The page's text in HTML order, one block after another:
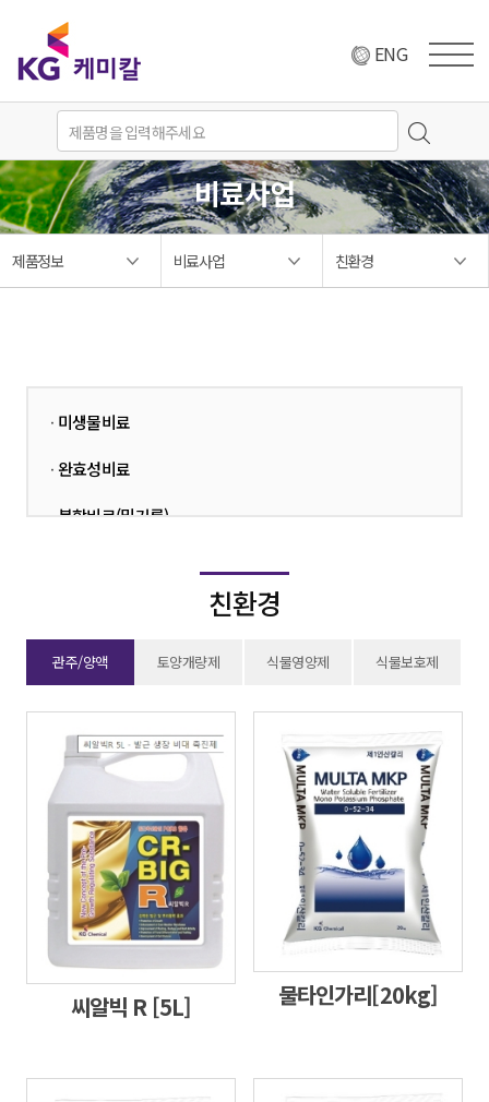
ENG
비료사업
제품정보 비료사업 친환경
· 미생물비료
· 완효성비료
복합비료(밑거름)
·부산물비료(퇴비)
친환경
친환경
관주/양액 토양개량제 식물영양제 식물보호제
씨알빅 R [5L] 물타인가리[20kg]